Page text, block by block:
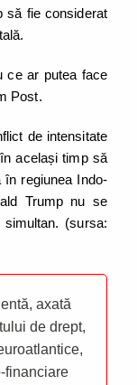
să fie considerat
ce ar putea face
Post.
de intensitate
același timp să
regiunea Indo-
Trump nu se
(sursa:
axată
de drept,
financiare